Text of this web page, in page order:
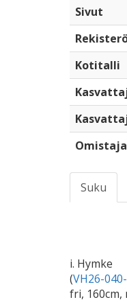
Sivut
Kotitalli
Suku
i. Hymke
(VH26-
fri, 160cm,